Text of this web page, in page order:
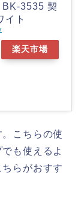
3535 契
イト
楽天市場
こちらの使
も使えるよ
らがおすす